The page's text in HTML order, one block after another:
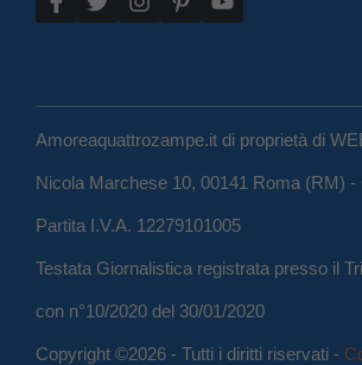
Amoreaquattrozampe.it di proprietà di
Nicola Marchese 10, 00141 Roma (RM)
Partita I.V.A. 12279101005
Testata Giornalistica registrata presso il
con n°10/2020 del 30/01/2020
Copyright ©2026 - Tutti i diritti riservati -